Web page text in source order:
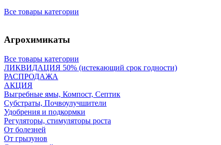
Все товары категории
Агрохимикаты
Все товары категории
ЛИКВИДАЦИЯ 50% (истекающий срок годности)
РАСПРОДАЖА
АКЦИЯ
Выгребные ямы, Компост, Септик
Субстраты, Почвоулучшители
Удобрения и подкормки
Регуляторы, стимуляторы роста
От болезней
От грызунов